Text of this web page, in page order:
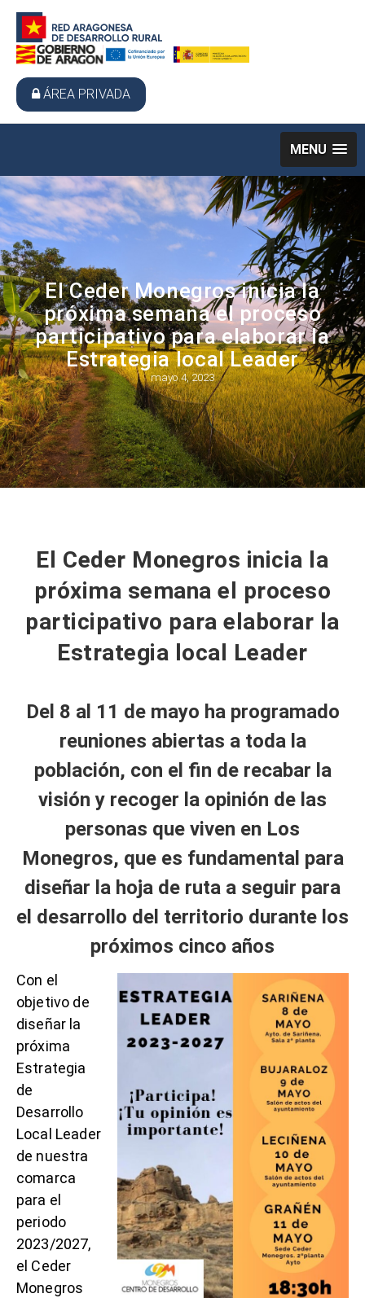
ÁREA PRIVADA
MENU
El Ceder Monegros inicia la
próxima semana el proceso
participativo para elaborar la
Estrategia local Leader
mayo 4, 2023
El Ceder Monegros inicia la
próxima semana el proceso
participativo para elaborar la
Estrategia local Leader
Del 8 al 11 de mayo ha programado
reuniones abiertas a toda la
población, con el fin de recabar la
visión y recoger la opinión de las
personas que viven en Los
Monegros, que es fundamental para
diseñar la hoja de ruta a seguir para
el desarrollo del territorio durante los
próximos cinco años
Con el
objetivo de
diseñar la
próxima
Estrategia
de
Desarrollo
Local Leader
de nuestra
comarca
para el
periodo
2023/2027,
el Ceder
Monegros